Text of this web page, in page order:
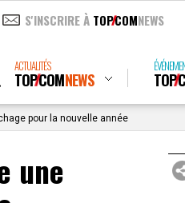
S'INSCRIRE À TOPCOMNEWS
ACTUALITÉS
TOPCOMNEWS TOP
pour la nouvelle année
une